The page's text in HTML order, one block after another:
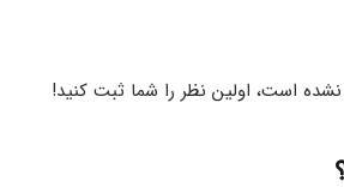
است، اولین نظر را شما ثبت کنید!